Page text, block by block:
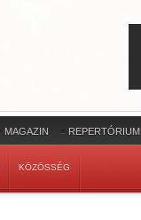
MAGAZIN REPERTÓRIUM
KÖZÖSSÉG